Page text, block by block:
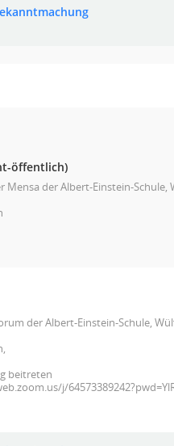
öffentlich)
Mensa der Albert-Einstein-Schule,
der Albert-Einstein-Schule,
beitreten
j/